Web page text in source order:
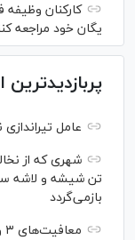
کارکنان
یگان خود مراجعه
پربازدیدترین
عامل
تن شیشه و لاشه
بازمی‌گردد
معافیت‌های ۳ و ۴ فرزندی تا ۲ سال دیگر تمدید شد